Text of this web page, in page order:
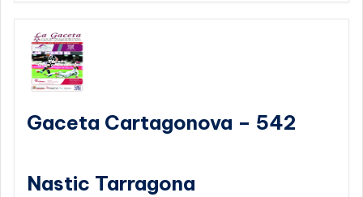
Gaceta Cartagonova – 542
Nastic Tarragona